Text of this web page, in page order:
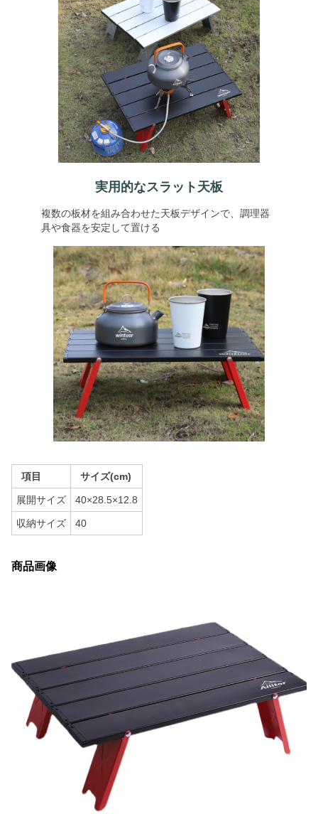
実用的なスラット天板
複数の板材を組み合わせた天板デザインで、調理器
具や食器を安定して置ける
項目 サイズ(cm)
展開サイズ 40×28.5×12.8
収納サイズ 40
商品画像